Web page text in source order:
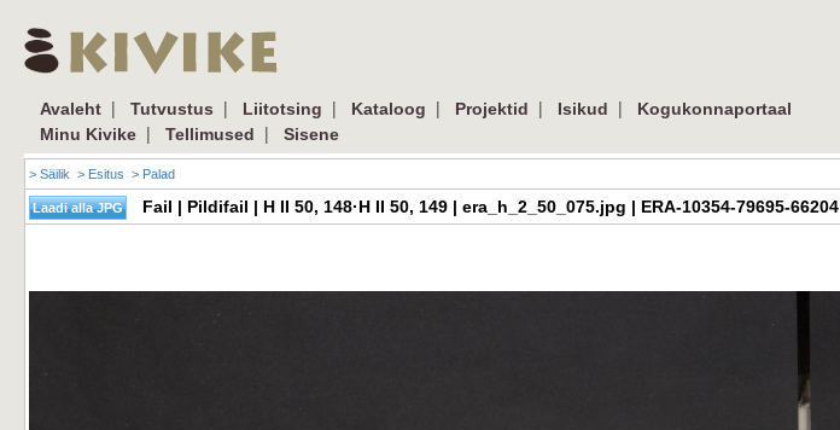
Avaleht | Tutvustus | Liitotsing | Kataloog | Projektid | Isikud |
Kogukonnaportaal
Minu Kivike | Tellimused | Sisene
> Säilik > Esitus > Palad
Fail | Pildifail | H II 50, 148·H II 50, 149 | era_h_2_50_075.jpg | ERA-10354-79695-66204